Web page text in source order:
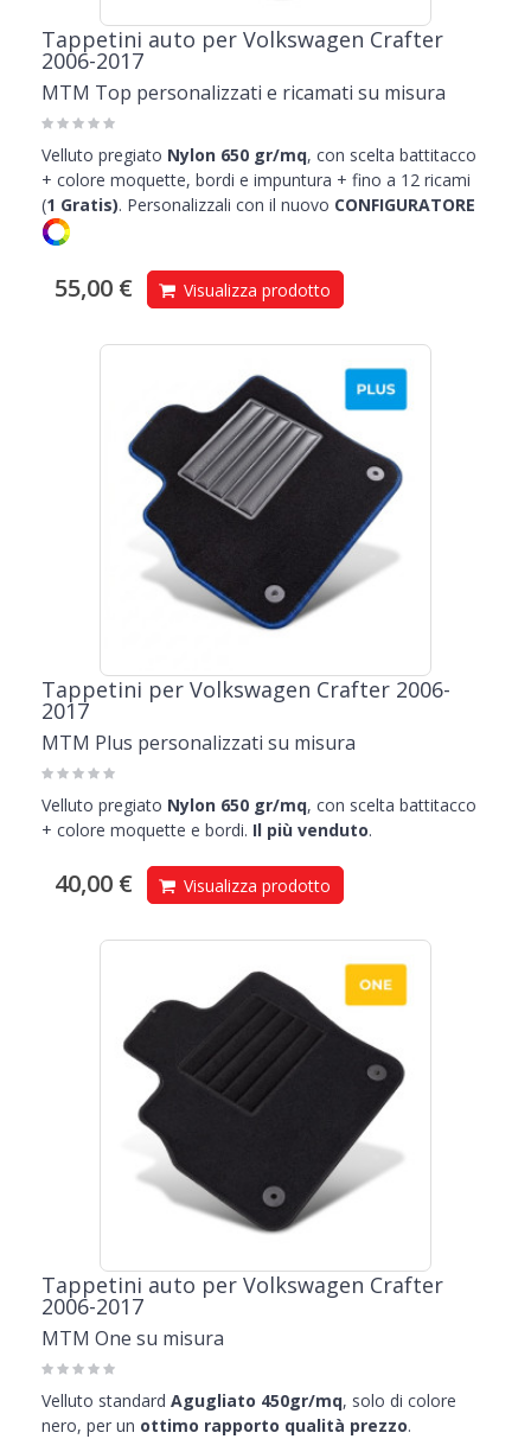
Tappetini auto per Volkswagen Crafter
2006-2017
MTM Top personalizzati e ricamati su misura
Velluto pregiato Nylon 650 gr/mq, con scelta battitacco
+ colore moquette, bordi e impuntura + fino a 12 ricami
(1 Gratis). Personalizzali con il nuovo CONFIGURATORE
55,00 € Visualizza prodotto
Tappetini per Volkswagen Crafter 2006-
2017
MTM Plus personalizzati su misura
Velluto pregiato Nylon 650 gr/mq, con scelta battitacco
+ colore moquette e bordi. Il più venduto.
40,00 € Visualizza prodotto
Tappetini auto per Volkswagen Crafter
2006-2017
MTM One su misura
Velluto standard Agugliato 450gr/mq, solo di colore
nero, per un ottimo rapporto qualità prezzo.